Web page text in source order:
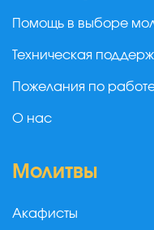
Помощь в выборе
Техническая
Пожелания по
О нас
Молитвы
Акафисты